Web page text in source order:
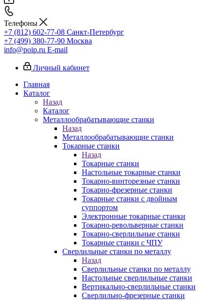
Телефоны
+7 (812) 602-77-08 Санкт-Петербург
+7 (499) 380-77-90 Москва
info@poip.ru E-mail
Личный кабинет
Главная
Каталог
Назад
Каталог
Металлообрабатывающие станки
Назад
Металлообрабатывающие станки
Токарные станки
Назад
Токарные станки
Настольные токарные станки
Токарно-винторезные станки
Токарно-фрезерные станки
Токарные станки с двойным
суппортом
Электронные токарные станки
Токарно-револьверные станки
Токарно-сверлильные станки
Токарные станки с ЧПУ
Сверлильные станки по металлу
Назад
Сверлильные станки по металлу
Настольные сверлильные станки
Вертикально-сверлильные станки
Сверлильно-фрезерные станки